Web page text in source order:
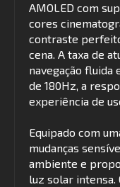
AMOLED com
cores
contraste
cena. A taxa de
navegação fluida
de 180Hz, a
experiência de
Equipado com
mudanças
ambiente e
luz solar intensa.